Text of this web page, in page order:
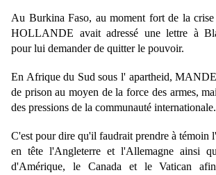
Au Burkina Faso, au moment fort de la
HOLLANDE avait adressé une lettre à
pour lui demander de quitter le pouvoir.
En Afrique du Sud sous l' apartheid,
de prison au moyen de la force des armes,
des pressions de la communauté internationale.
C'est pour dire qu'il faudrait prendre à témoin
en tête l'Angleterre et l'Allemagne ainsi
d'Amérique, le Canada et le Vatican